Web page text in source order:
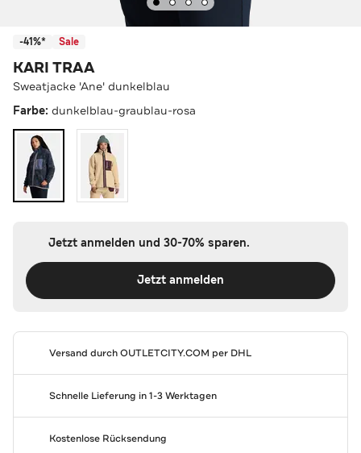
-41%* Sale
KARI TRAA
Sweatjacke 'Ane' dunkelblau
Farbe: dunkelblau-graublau-rosa
Jetzt anmelden und 30-70% sparen.
Jetzt anmelden
Versand durchOUTLETCITY.COM per DHL
Schnelle Lieferung in 1-3 Werktagen
Kostenlose Rücksendung